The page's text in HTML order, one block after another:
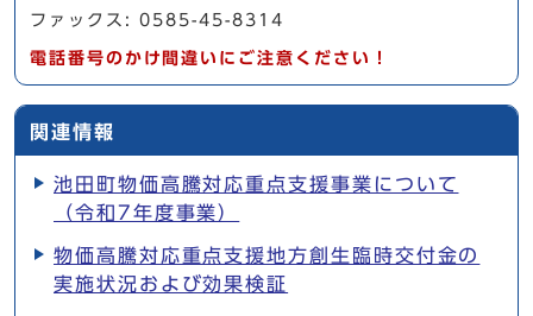
ファックス: 0585-45-8314
電話番号のかけ間違いにご注意ください！
関連情報
池田町物価高騰対応重点支援事業について
（令和7年度事業）
物価高騰対応重点支援地方創生臨時交付金の
実施状況および効果検証